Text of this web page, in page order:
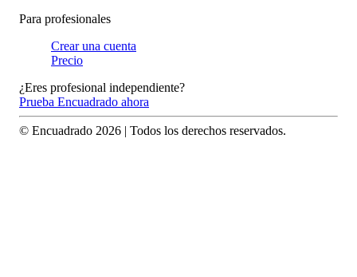
Para profesionales
Crear una cuenta
Precio
¿Eres profesional independiente?
Prueba Encuadrado ahora
© Encuadrado 2026 | Todos los derechos reservados.